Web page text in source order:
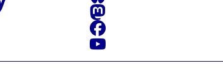
Mastodon
Facebook
Youtube